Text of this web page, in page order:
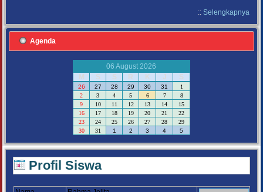
:: Selengkapnya
Agenda
06 August 2026
M
S S R K J S
26 27 28 29 30 31
1
2
3 4 5 6 7
8
9
10 11 12 13 14
15
16
17 18 19 20 21
22
23
24 25 26 27 28
29
30
31 1 2 3 4 5
Profil Siswa